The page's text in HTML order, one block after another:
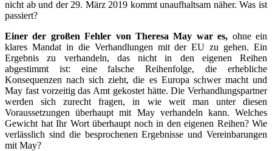
nicht ab und der 29. März 2019 kommt unaufhaltsam näher. Was ist
passiert?
Einer der großen Fehler von Theresa May war es, ohne ein
klares Mandat in die Verhandlungen mit der EU zu gehen. Ein
Ergebnis zu verhandeln, das nicht in den eigenen Reihen
abgestimmt ist: eine falsche Reihenfolge, die erhebliche
Konsequenzen nach sich zieht, die es Europa schwer macht und
May fast vorzeitig das Amt gekostet hätte. Die Verhandlungspartner
werden sich zurecht fragen, in wie weit man unter diesen
Voraussetzungen überhaupt mit May verhandeln kann. Welches
Gewicht hat Ihr Wort überhaupt noch in den eigenen Reihen? Wie
verlässlich sind die besprochenen Ergebnisse und Vereinbarungen
mit May?